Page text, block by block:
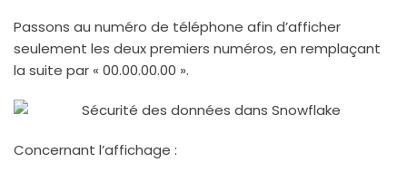
Passons au numéro de téléphone afin d’afficher
seulement les deux premiers numéros, en remplaçant
la suite par « 00.00.00.00 ».
Concernant l’affichage :